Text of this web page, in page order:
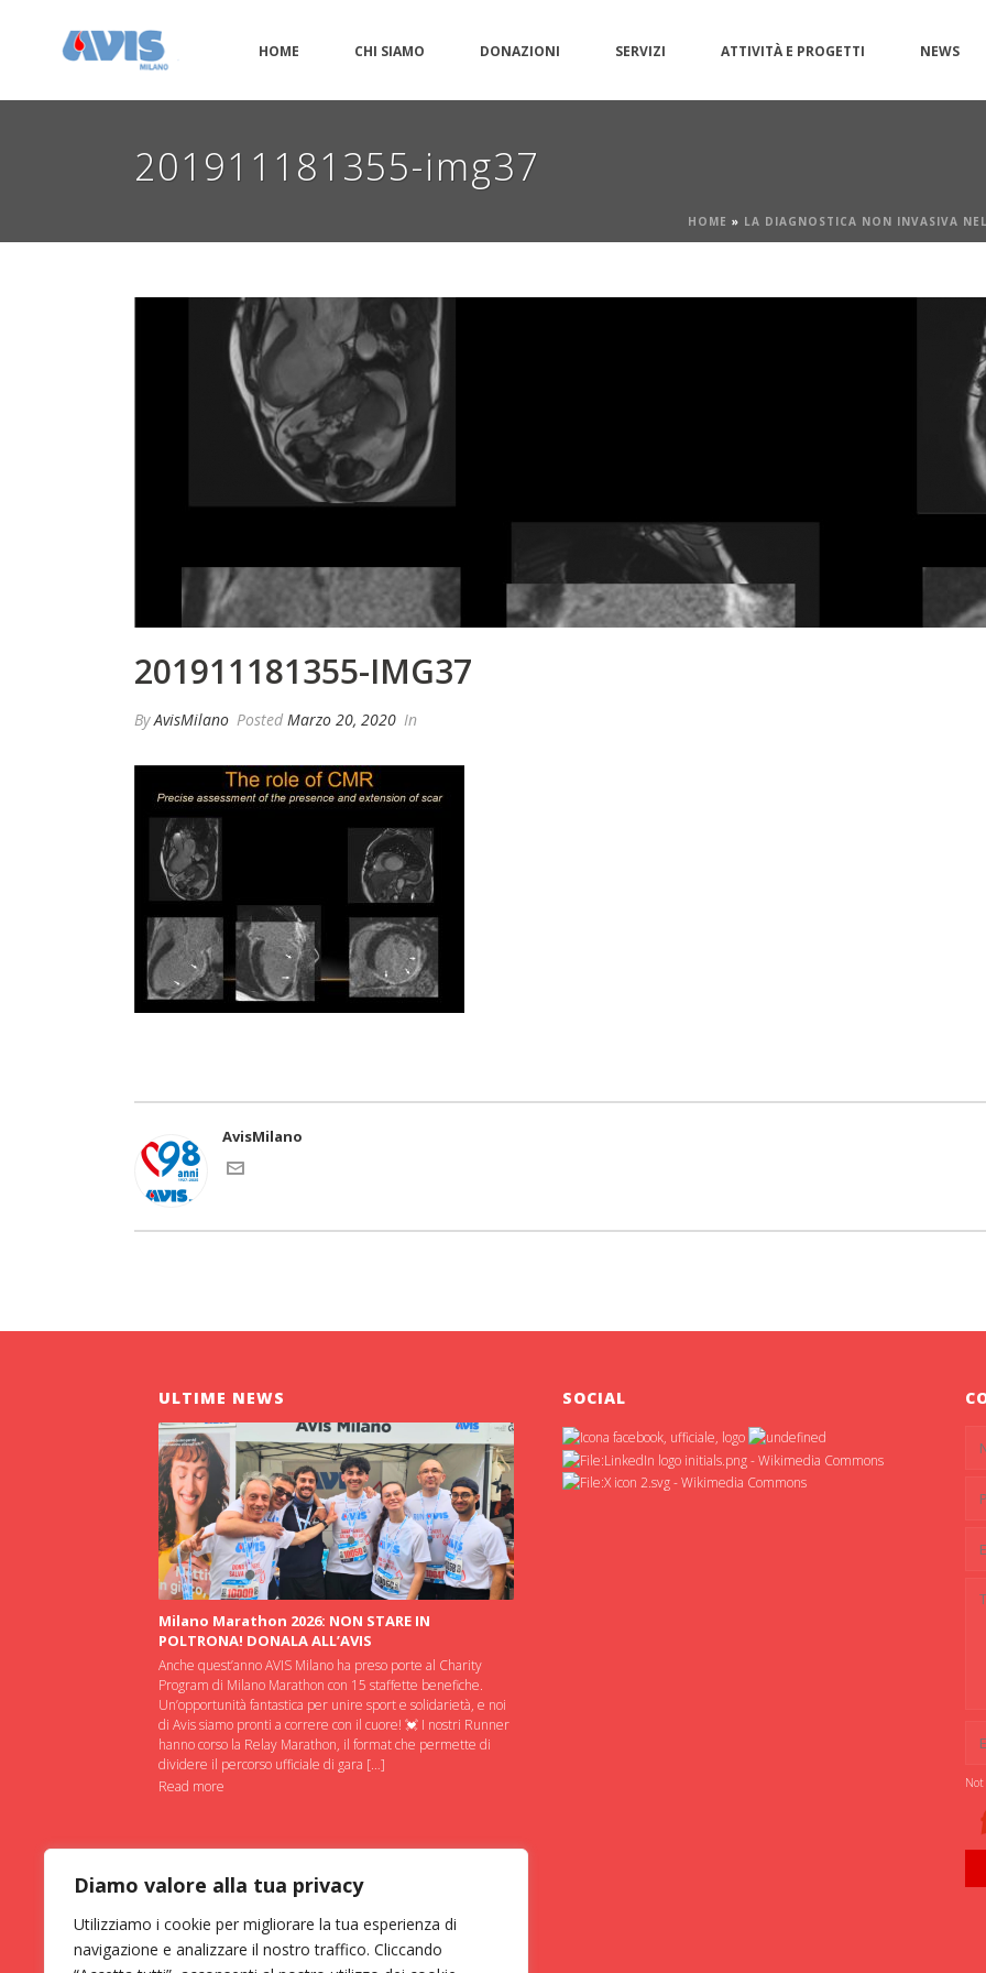
Diamo valore alla tua privacy
Utilizziamo i cookie per migliorare la tua esperienza di
navigazione e analizzare il nostro traffico. Cliccando
HOME CHI SIAMO DONAZIONI SERVIZI ATTIVITÀ E PROGETTI NEWS
201911181355-img37
HOME » LA DIAGNOSTICA NON INVASIVA
201911181355-IMG37
ByAvisMilano Posted Marzo 20, 2020 In
AvisMilano
ULTIME NEWS
Milano Marathon 2026: NON STARE IN
POLTRONA! DONALA ALL’AVIS
Anche quest’anno AVIS Milano ha preso porte al Charity
Program di Milano Marathon con 15 staffette benefiche.
Un’opportunità fantastica per unire sport e solidarietà, e noi
di Avis siamo pronti a correre con il cuore! 💓 I nostri Runner
hanno corso la Relay Marathon, il format che permette di
dividere il percorso ufficiale di gara […]
Read more
SOCIAL